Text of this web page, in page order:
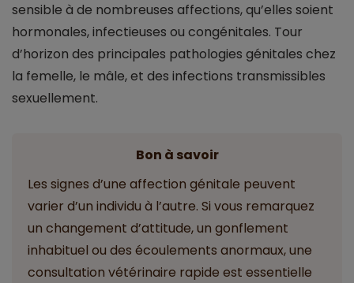
sensible à de nombreuses affections, qu’elles soient
hormonales, infectieuses ou congénitales. Tour
d’horizon des principales pathologies génitales chez
la femelle, le mâle, et des infections transmissibles
sexuellement.
Bon à savoir
Les signes d’une affection génitale peuvent
varier d’un individu à l’autre. Si vous remarquez
un changement d’attitude, un gonflement
inhabituel ou des écoulements anormaux, une
consultation vétérinaire rapide est essentielle